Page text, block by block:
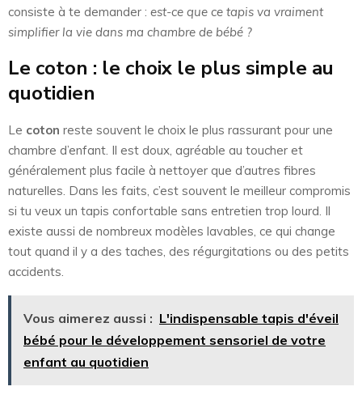
consiste à te demander : est-ce que ce tapis va vraiment
simplifier la vie dans ma chambre de bébé ?
Le coton : le choix le plus simple au
quotidien
Le coton reste souvent le choix le plus rassurant pour une
chambre d’enfant. Il est doux, agréable au toucher et
généralement plus facile à nettoyer que d’autres fibres
naturelles. Dans les faits, c’est souvent le meilleur compromis
si tu veux un tapis confortable sans entretien trop lourd. Il
existe aussi de nombreux modèles lavables, ce qui change
tout quand il y a des taches, des régurgitations ou des petits
accidents.
Vous aimerez aussi : L'indispensable tapis d'éveil
bébé pour le développement sensoriel de votre
enfant au quotidien